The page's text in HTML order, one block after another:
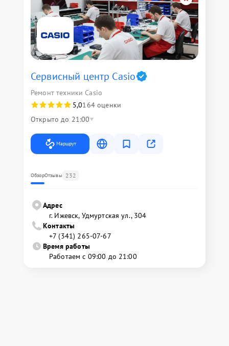
Сервисный центр Casio
Ремонт техники Casio
5,0164 оценки
Открыто до 21:00
Маршрут
ОбзорОтзывы 232
Адрес
г. Ижевск, Удмуртская ул., 304
Контакты
+7 (341) 265-07-67
Время работы
Работаем с 09:00 до 21:00